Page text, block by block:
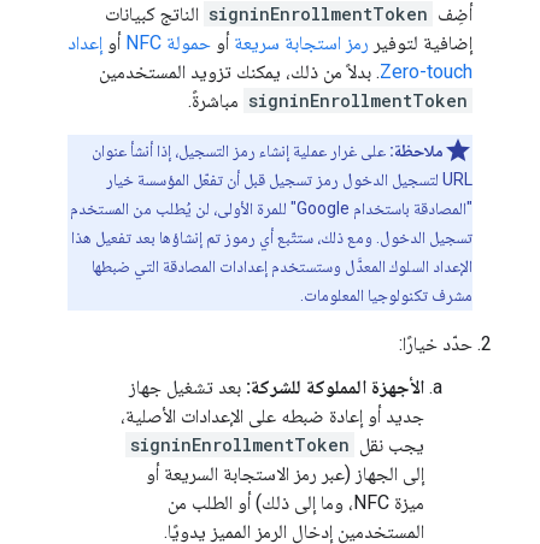
أضِف signinEnrollmentToken الناتج كبيانات
إضافية لتوفير رمز استجابة سريعة أو حمولة NFC أو إعداد
Zero-touch. بدلاً من ذلك، يمكنك تزويد المستخدمين
signinEnrollmentToken مباشرةً.
ملاحظة: على غرار عملية إنشاء رمز التسجيل، إذا أنشأ عنوان
URL لتسجيل الدخول رمز تسجيل قبل أن تفعّل المؤسسة خيار
"المصادقة باستخدام Google" للمرة الأولى، لن يُطلب من المستخدم
تسجيل الدخول. ومع ذلك، ستتّبع أي رموز تم إنشاؤها بعد تفعيل هذا
الإعداد السلوك المعدَّل وستستخدم إعدادات المصادقة التي ضبطها
مشرف تكنولوجيا المعلومات.
حدّد خيارًا:
الأجهزة المملوكة للشركة: بعد تشغيل جهاز
جديد أو إعادة ضبطه على الإعدادات الأصلية،
يجب نقل signinEnrollmentToken
إلى الجهاز (عبر رمز الاستجابة السريعة أو
ميزة NFC، وما إلى ذلك) أو الطلب من
المستخدمين إدخال الرمز المميز يدويًا.